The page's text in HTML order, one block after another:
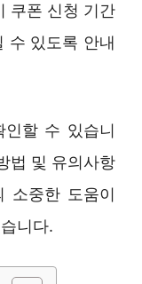
쿠폰 신청 기간
수 있도록 안내
할 수 있습니
법 및 유의사항
소중한 도움이
니다.